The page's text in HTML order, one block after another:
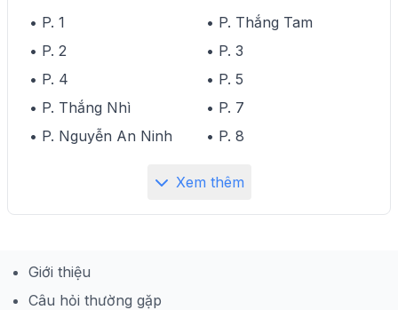
• P. 1
• P. Thắng Tam
• P. 2
• P. 3
• P. 4
• P. 5
• P. Thắng Nhì
• P. 7
• P. Nguyễn An Ninh
• P. 8
Xem thêm
Giới thiệu
Câu hỏi thường gặp